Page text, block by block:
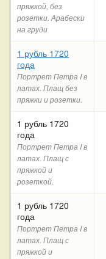
пряжкой, без
розетки. Арабески
на груди
1 рубль 1720
года
Портрет Петра I в
латах. Плащ без
пряжки и розетки.
1 рубль 1720
года
Портрет Петра I в
латах. Плащ с
пряжкой и
розеткой.
1 рубль 1720
года
Портрет Петра I в
латах. Плащ с
пряжкой и